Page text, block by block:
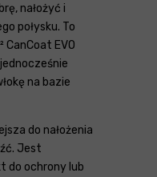
nałożyć i
połysku. To
CanCoat EVO
na bazie
do nałożenia
Jest
do ochrony lub